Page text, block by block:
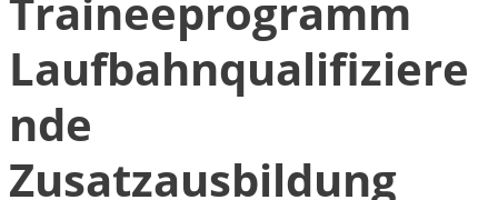
Traineeprogramm
Laufbahnqualifiziere
nde
Zusatzausbildung